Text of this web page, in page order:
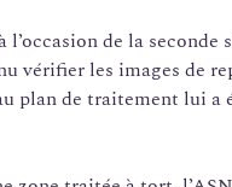
l’occasion de la
vérifier les images de
plan de traitement lui